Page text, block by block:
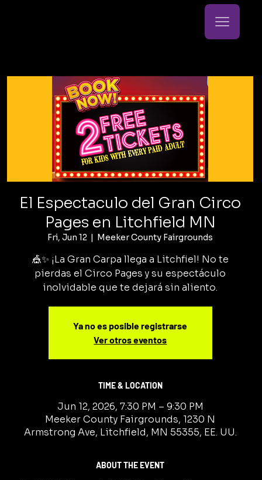
El Espectaculo del Gran Circo
Pages en Litchfield MN
Fri, Jun 12
  |
Meeker County Fairgrounds
🎪✨ ¡La Gran Carpa llega a Litchfiel! No te
pierdas el Circo Pages y su espectáculo
inolvidable que te dejará sin aliento.
Ya no es posible registrarse
Ver otros eventos
TIME & LOCATION
Jun 12, 2026, 7:30 PM – 9:30 PM
Meeker County Fairgrounds, 1230 N
Armstrong Ave, Litchfield, MN 55355, EE. UU.
ABOUT THE EVENT